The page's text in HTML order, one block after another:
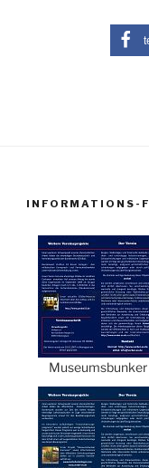
INFORMATIONS-